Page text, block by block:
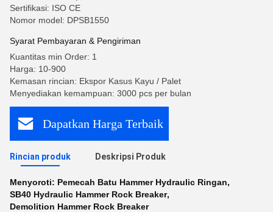
Sertifikasi: ISO CE
Nomor model: DPSB1550
Syarat Pembayaran & Pengiriman
Kuantitas min Order: 1
Harga: 10-900
Kemasan rincian: Ekspor Kasus Kayu / Palet
Menyediakan kemampuan: 3000 pcs per bulan
Dapatkan Harga Terbaik
Rincian produk Deskripsi Produk
Menyoroti: Pemecah Batu Hammer Hydraulic Ringan,
SB40 Hydraulic Hammer Rock Breaker,
Demolition Hammer Rock Breaker